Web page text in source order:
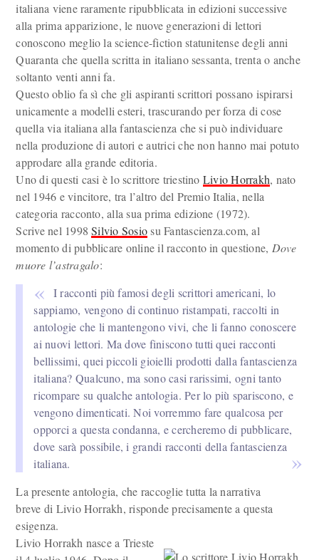
italiana viene raramente ripubblicata in edizioni successive
alla prima apparizione, le nuove generazioni di lettori
conoscono meglio la science-fiction statunitense degli anni
Quaranta che quella scritta in italiano sessanta, trenta o anche
soltanto venti anni fa.
Questo oblio fa sì che gli aspiranti scrittori possano ispirarsi
unicamente a modelli esteri, trascurando per forza di cose
quella via italiana alla fantascienza che si può individuare
nella produzione di autori e autrici che non hanno mai potuto
approdare alla grande editoria.
Uno di questi casi è lo scrittore triestino Livio Horrakh, nato
nel 1946 e vincitore, tra l’altro del Premio Italia, nella
categoria racconto, alla sua prima edizione (1972).
Scrive nel 1998Silvio Sosiosu Fantascienza.com, al
momento di pubblicare online il racconto in questione, Dove
muore l’astragalo:
I racconti più famosi degli scrittori americani, lo
sappiamo, vengono di continuo ristampati, raccolti in
antologie che li mantengono vivi, che li fanno conoscere
ai nuovi lettori. Ma dove finiscono tutti quei racconti
bellissimi, quei piccoli gioielli prodotti dalla fantascienza
italiana? Qualcuno, ma sono casi rarissimi, ogni tanto
ricompare su qualche antologia. Per lo più spariscono, e
vengono dimenticati. Noi vorremmo fare qualcosa per
opporci a questa condanna, e cercheremo di pubblicare,
dove sarà possibile, i grandi racconti della fantascienza
italiana.
La presente antologia, che raccoglie tutta la narrativa
breve di Livio Horrakh, risponde precisamente a questa
esigenza.
Livio Horrakh nasce a Trieste